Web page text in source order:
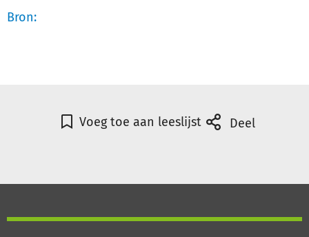
Bron:
Voeg toe aan leeslijst Deel